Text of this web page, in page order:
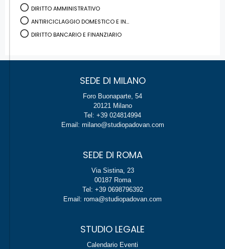
DIRITTO AMMINISTRATIVO
ANTIRICICLAGGIO DOMESTICO E IN...
DIRITTO BANCARIO E FINANZIARIO
SEDE DI MILANO
Foro Buonaparte, 54
20121 Milano
Tel: +39 024814994
Email: milano@studiopadovan.com
SEDE DI ROMA
Via Sistina, 23
00187 Roma
Tel: +39 0698796392
Email: roma@studiopadovan.com
STUDIO LEGALE
Calendario Eventi